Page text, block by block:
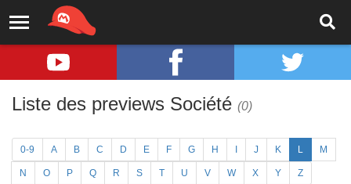
Liste des previews Société (0)
0-9 A B C D E F G H J K L M
N O P Q R S T U V W X Y Z